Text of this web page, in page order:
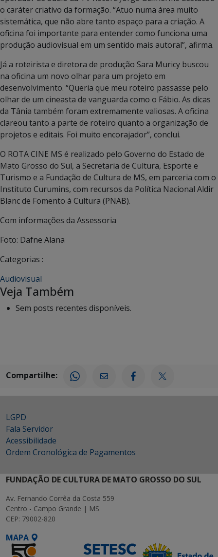
o caráter criativo da formação. “Atuo numa área muito
sistemática, que não abre tanto espaço para a criação. A
oficina foi importante para entender como funciona uma
produção audiovisual em um sentido mais autoral”, afirma.
Já a roteirista e diretora de produção Sara Muricy buscou
na oficina um novo olhar para um projeto em
desenvolvimento. “Queria que meu roteiro passasse pelo
olhar de um cineasta de vanguarda como o Fábio. As dicas
da Tânia também foram extremamente valiosas. A oficina
clareou tanto a parte de roteiro quanto a organização de
projetos e editais. Foi muito encorajador”, conclui.
O ROTA CINE MS é realizado pelo Governo do Estado de
Mato Grosso do Sul, a Secretaria de Cultura, Esporte e
Turismo e a Fundação de Cultura de MS, em parceria com o
Instituto Curumins, com recursos da Política Nacional Aldir
Blanc de Fomento à Cultura (PNAB).
Com informações da Assessoria
Foto: Dafne Alana
Categorias :
Audiovisual
Veja Também
Sem posts recentes disponíveis.
Compartilhe:
LGPD
Fala Servidor
Acessibilidade
Ordem Cronológica de Pagamentos
FUNDAÇÃO DE CULTURA DE MATO GROSSO DO SUL
Av. Fernando Corrêa da Costa 559
Centro - Campo Grande | MS
CEP: 79002-820
MAPA